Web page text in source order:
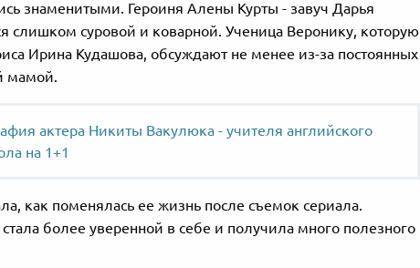
знаменитыми. Героиня Алены Курты - завуч Дарья
слишком суровой и коварной. Ученица Веронику, которую
Ирина Кудашова, обсуждают не менее из-за постоянных
мамой.
актера Никиты Вакулюка - учителя английского
на 1+1
как поменялась ее жизнь после съемок сериала.
более уверенной в себе и получила много полезного